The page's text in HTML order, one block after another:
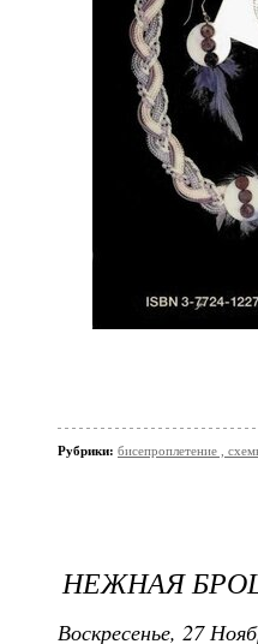
Рубрики: бисепроплетение ,
НЕЖНАЯ
Воскресенье, 27